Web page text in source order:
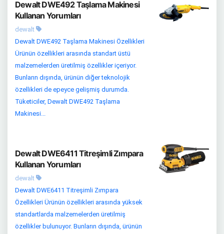
Dewalt DWE492 Taşlama Makinesi
Kullanan Yorumları
dewalt
Dewalt DWE492 Taşlama Makinesi Özellikleri
Ürünün özellikleri arasında standart üstü
malzemelerden üretilmiş özellikler içeriyor.
Bunların dışında, ürünün diğer teknolojik
özellikleri de epeyce gelişmiş durumda.
Tüketiciler, Dewalt DWE492 Taşlama
Makinesi...
Dewalt DWE6411 Titreşimli Zımpara
Kullanan Yorumları
dewalt
Dewalt DWE6411 Titreşimli Zımpara
Özellikleri Ürünün özellikleri arasında yüksek
standartlarda malzemelerden üretilmiş
özellikler bulunuyor. Bunların dışında, ürünün